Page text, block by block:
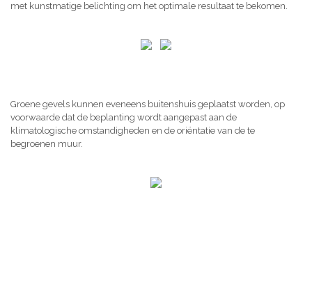
met kunstmatige belichting om het optimale resultaat te bekomen.
Groene gevels kunnen eveneens buitenshuis geplaatst worden, op
voorwaarde dat de beplanting wordt aangepast aan de
klimatologische omstandigheden en de oriëntatie van de te
begroenen muur.